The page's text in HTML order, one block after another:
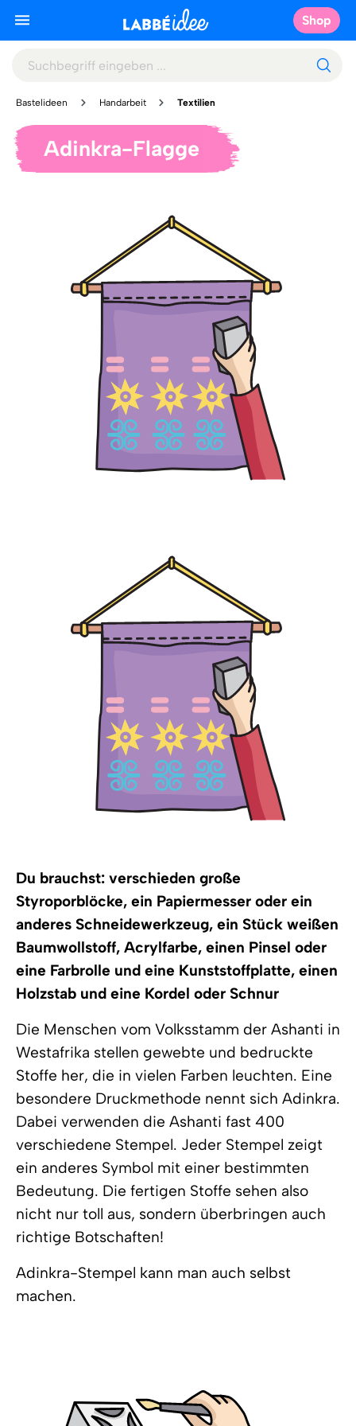
Shop
Bastelideen Handarbeit Textilien
Adinkra-Flagge
Du brauchst: verschieden große
Styroporblöcke, ein Papiermesser oder ein
anderes Schneidewerkzeug, ein Stück weißen
Baumwollstoff, Acrylfarbe, einen Pinsel oder
eine Farbrolle und eine Kunststoffplatte, einen
Holzstab und eine Kordel oder Schnur
Die Menschen vom Volksstamm der Ashanti in
Westafrika stellen gewebte und bedruckte
Stoffe her, die in vielen Farben leuchten. Eine
besondere Druckmethode nennt sich Adinkra.
Dabei verwenden die Ashanti fast 400
verschiedene Stempel. Jeder Stempel zeigt
ein anderes Symbol mit einer bestimmten
Bedeutung. Die fertigen Stoffe sehen also
nicht nur toll aus, sondern überbringen auch
richtige Botschaften!
Adinkra-Stempel kann man auch selbst
machen.